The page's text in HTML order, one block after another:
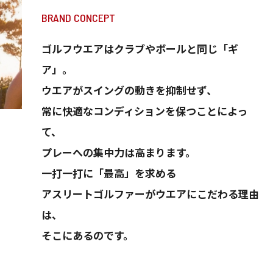
BRAND CONCEPT
ゴルフウエアはクラブやボールと同じ「ギ
ア」。
ウエアがスイングの動きを抑制せず、
常に快適なコンディションを保つことによっ
て、
プレーへの集中力は高まります。
一打一打に「最高」を求める
アスリートゴルファーがウエアにこだわる理由
は、
そこにあるのです。